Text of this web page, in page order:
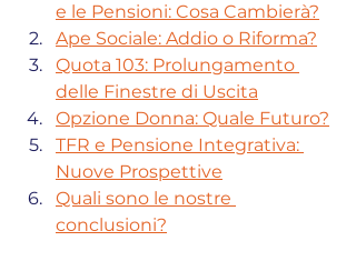
e le Pensioni: Cosa Cambierà?
Ape Sociale: Addio o Riforma?
Quota 103: Prolungamento
delle Finestre di Uscita
Opzione Donna: Quale Futuro?
TFR e Pensione Integrativa:
Nuove Prospettive
Quali sono le nostre
conclusioni?